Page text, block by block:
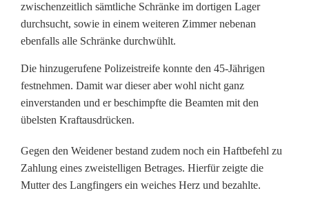
s
s
i
v
e
L
a
zwischenzeitlich sämtliche Schränke im dortigen Lager
durchsucht, sowie in einem weiteren Zimmer nebenan
ebenfalls alle Schränke durchwühlt.
Die hinzugerufene Polizeistreife konnte den 45-Jährigen
festnehmen. Damit war dieser aber wohl nicht ganz
einverstanden und er beschimpfte die Beamten mit den
übelsten Kraftausdrücken.
Gegen den Weidener bestand zudem noch ein Haftbefehl zu
Zahlung eines zweistelligen Betrages. Hierfür zeigte die
Mutter des Langfingers ein weiches Herz und bezahlte.